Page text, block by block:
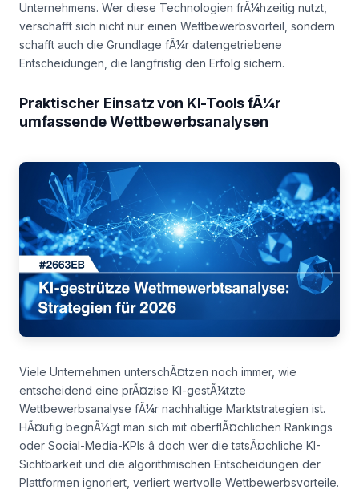
Unternehmens. Wer diese Technologien frÃ¼hzeitig nutzt,
verschafft sich nicht nur einen Wettbewerbsvorteil, sondern
schafft auch die Grundlage fÃ¼r datengetriebene
Entscheidungen, die langfristig den Erfolg sichern.
Praktischer Einsatz von KI-Tools fÃ¼r
umfassende Wettbewerbsanalysen
Viele Unternehmen unterschÃ¤tzen noch immer, wie
entscheidend eine prÃ¤zise KI-gestÃ¼tzte
Wettbewerbsanalyse fÃ¼r nachhaltige Marktstrategien ist.
HÃ¤ufig begnÃ¼gt man sich mit oberflÃ¤chlichen Rankings
oder Social-Media-KPIs â doch wer die tatsÃ¤chliche KI-
Sichtbarkeit und die algorithmischen Entscheidungen der
Plattformen ignoriert, verliert wertvolle Wettbewerbsvorteile.